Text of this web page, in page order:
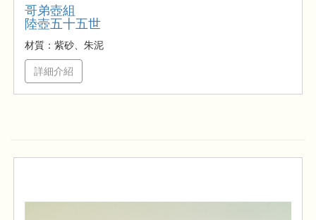
哥弟壺組
陸壺五十五世
材質：紫砂、朱泥
詳細介紹